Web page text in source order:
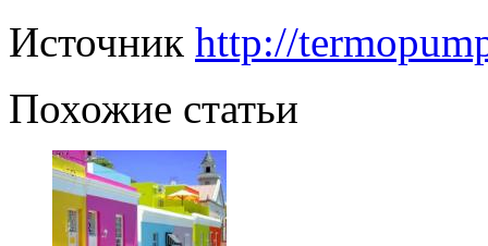
Источник http://
Похожие статьи